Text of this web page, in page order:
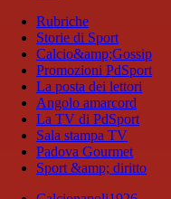
Rubriche
Storie di Sport
Calcio&amp;Gossip
Promozioni PdSport
La posta dei lettori
Angolo amarcord
La TV di PdSport
Sala stampa TV
Padova Gourmet
Sport &amp; diritto